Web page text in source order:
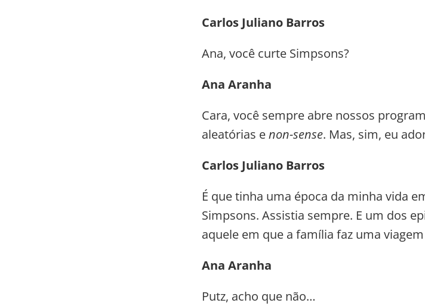
Carlos Juliano Barros
Ana, você curte Simpsons?
Ana Aranha
Cara, você sempre abre nossos
aleatórias enon-sense. Mas, sim, eu
Carlos Juliano Barros
É que tinha uma época da minha vida
Simpsons. Assistia sempre. E um dos
aquele em que a família faz uma
Ana Aranha
Putz, acho que não…